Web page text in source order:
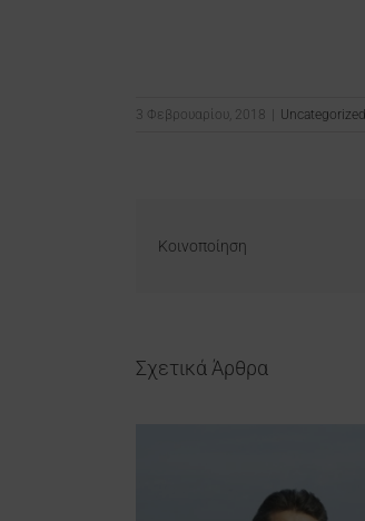
3 Φεβρουαρίου, 2018 Uncategorized
Κοινοποίηση
Σχετικά Άρθρα